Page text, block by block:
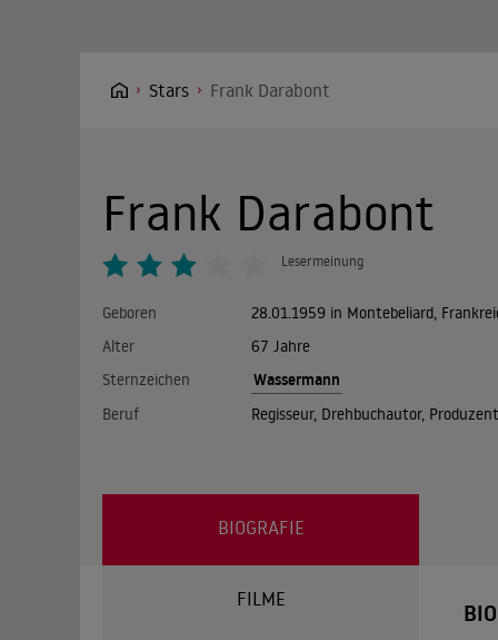
Stars Frank Darabont
Frank Darabont
Lesermeinung
Geboren
28.01.1959 in Montebeliard,
Alter
67 Jahre
Sternzeichen
Wassermann
Beruf Regisseur, Drehbuchautor, Produzent
BIOGRAFIE
FILME